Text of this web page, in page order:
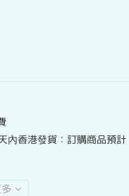
內香港發貨：訂購商品預計